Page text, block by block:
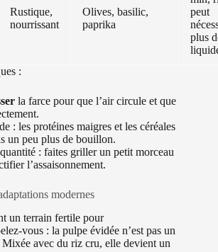
Rustique,
nourrissant
Olives, basilic,
paprika
peut
plus
:
la farce pour que l’air circule et que
: les protéines maigres et les céréales
un peu plus de bouillon.
: faites griller un petit morceau
l’assaisonnement.
modernes
un terrain fertile pour
vous : la pulpe évidée n’est pas un
Mixée avec du riz cru, elle devient un